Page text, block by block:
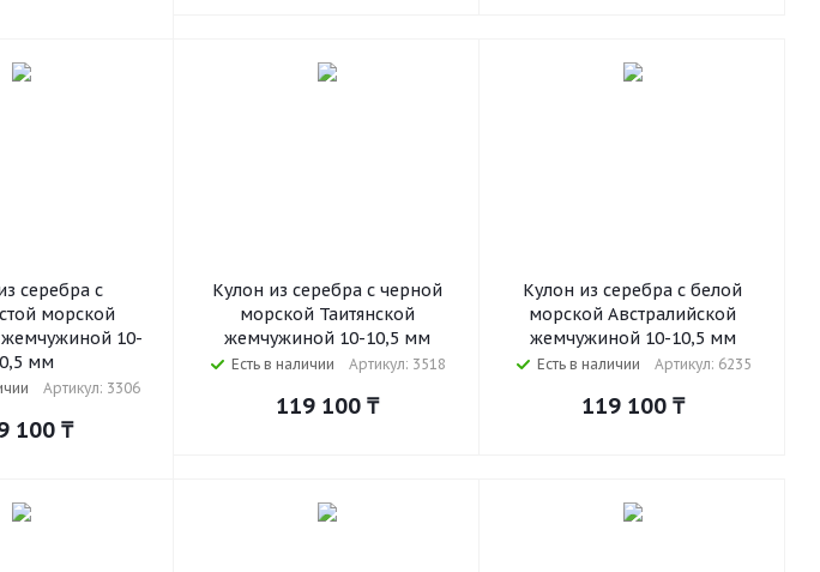
серебра с
морской
жемчужиной 10-
мм
Артикул: 3306
100₸
Кулон из серебра с черной
морской Таитянской
жемчужиной 10-10,5 мм
Есть в наличии Артикул: 3518
119 100₸
Кулон из серебра с белой
морской Австралийской
жемчужиной 10-10,5 мм
Есть в наличии Артикул: 6235
119 100₸